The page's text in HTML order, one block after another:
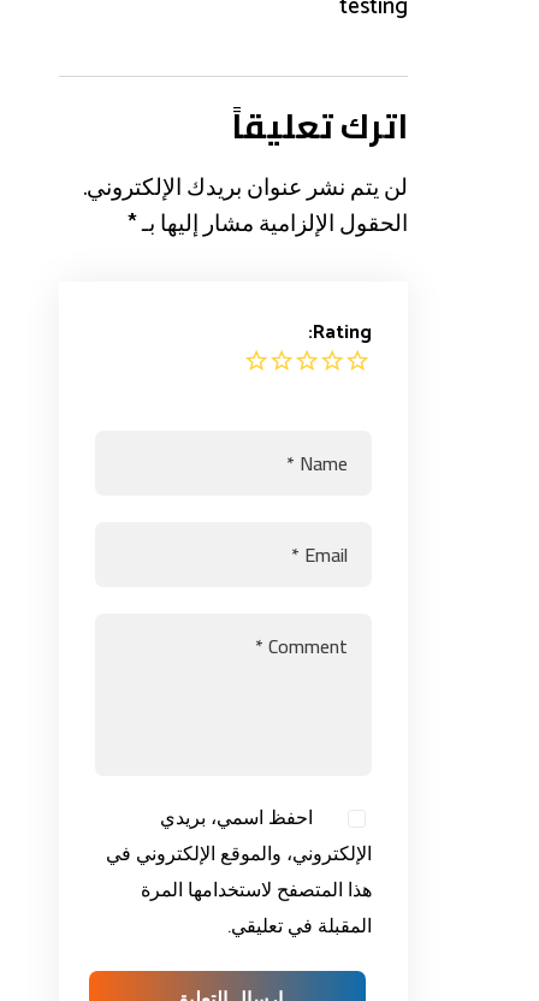
اترك تعليقاً
لن يتم نشر عنوان بريدك الإلكتروني.
الحقول الإلزامية مشار إليها بـ*
Rating
احفظ اسمي، بريدي
الإلكتروني، والموقع الإلكتروني في
هذا المتصفح لاستخدامها المرة
المقبلة في تعليقي.